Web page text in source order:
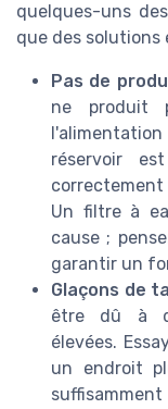
quelques-uns
que des solutions
Pas de
ne produit
réservoir
Un filtre à
cause ;
garantir un
Glaçons de
être dû à
élevées.
un endroit